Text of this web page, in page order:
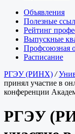
Объявления
Полезные
Рейтинг
Выпускные
Профсоюзная
Расписание
РГЭУ (РИНХ) /
принял участие в
конференции
РГЭУ